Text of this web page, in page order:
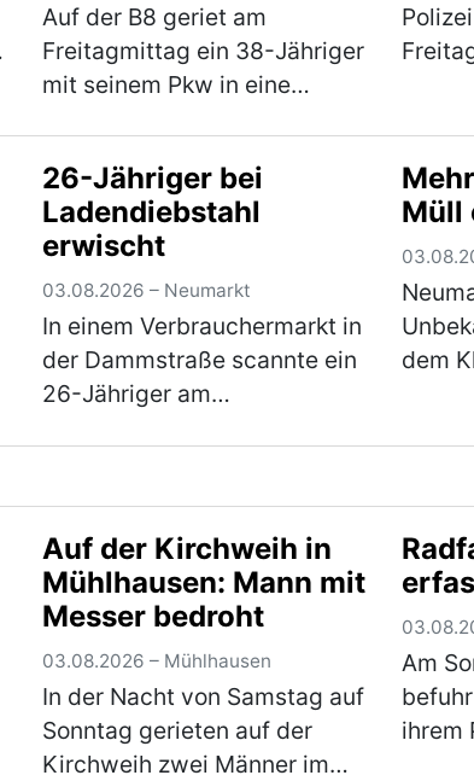
Auf der B8 geriet am
Freitagmittag ein 38-Jähriger
mit seinem Pkw in eine
seinem Fahrzeug
Veränderungen
vorgenommen hatte, die zum
Erlöschen d…(mehr)
26-Jähriger bei
Ladendiebstahl
erwischt
03.08.2026 – Neumarkt
In einem Verbrauchermarkt in
der Dammstraße scannte ein
26-Jähriger am
scannte er nicht und wollte
den Laden ohne d…(mehr)
Müll
dem
sich
Auf der Kirchweih in
Mühlhausen: Mann mit
Messer bedroht
03.08.2026 – Mühlhausen
In der Nacht von Samstag auf
Sonntag gerieten auf der
Kirchweih zwei Männer im
Am
ihrem